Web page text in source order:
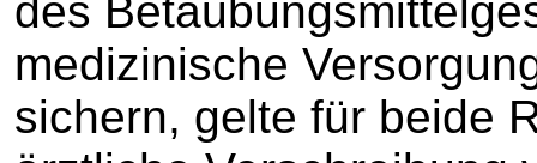
des
medizinische
sichern, gelte für beide